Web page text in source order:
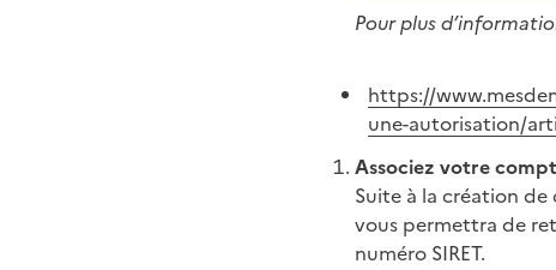
Pour plus
https://
une-autorisation/
Associez votre
Suite à la création
vous permettra de
numéro SIRET.